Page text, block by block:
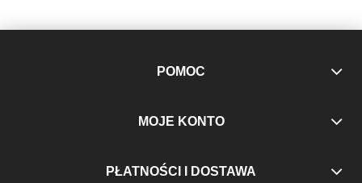
POMOC
MOJE KONTO
PŁATNOŚCI I DOSTAWA